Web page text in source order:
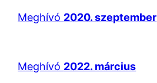
Meghívó 2020. szeptember
Meghívó 2022. március